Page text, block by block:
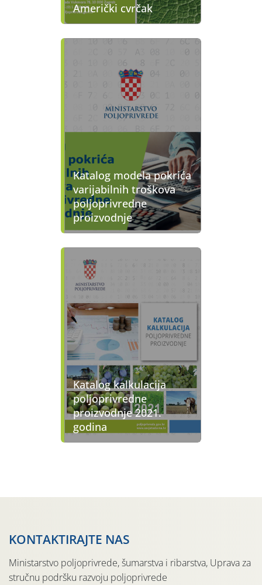
Američki cvrčak
Katalog modela pokrića
varijabilnih troškova
poljoprivredne
proizvodnje
Katalog kalkulacija
poljoprivredne
proizvodnje 2021.
godina
KONTAKTIRAJTE NAS
Ministarstvo poljoprivrede, šumarstva i ribarstva, Uprava za
stručnu podršku razvoju poljoprivrede